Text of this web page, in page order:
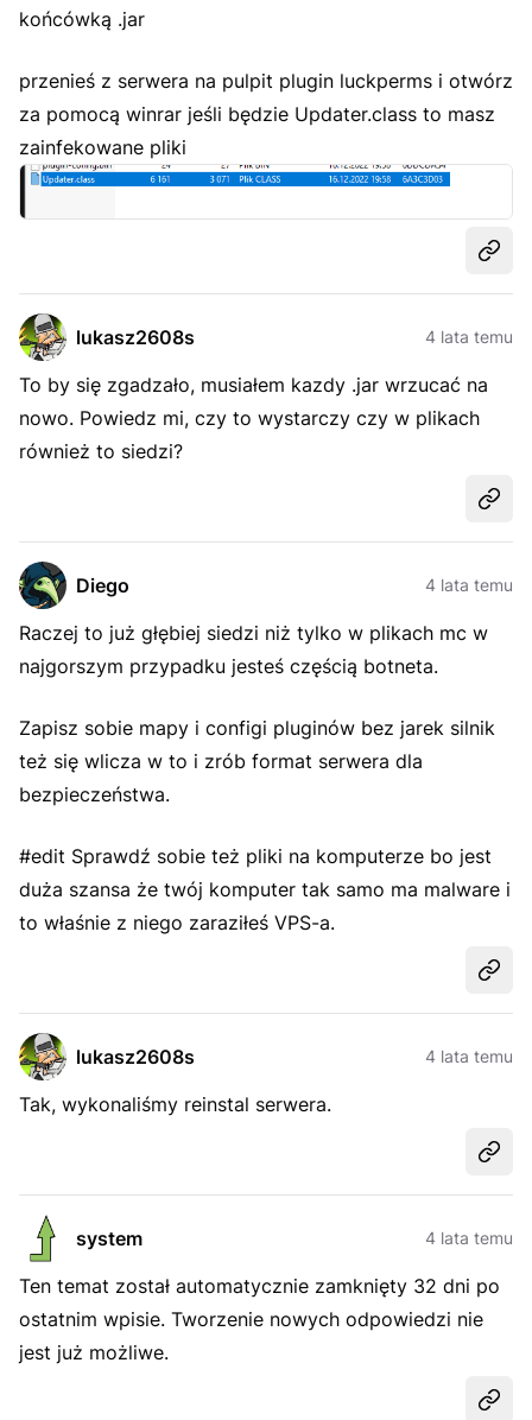
końcówką .jar
przenieś z serwera na pulpit plugin luckperms i otwórz
za pomocą winrar jeśli będzie Updater.class to masz
zainfekowane pliki
lukasz2608s 4 lata temu
To by się zgadzało, musiałem kazdy .jar wrzucać na
nowo. Powiedz mi, czy to wystarczy czy w plikach
również to siedzi?
Diego 4 lata temu
Raczej to już głębiej siedzi niż tylko w plikach mc w
najgorszym przypadku jesteś częścią botneta.
Zapisz sobie mapy i configi pluginów bez jarek silnik
też się wlicza w to i zrób format serwera dla
bezpieczeństwa.
#edit Sprawdź sobie też pliki na komputerze bo jest
duża szansa że twój komputer tak samo ma malware i
to właśnie z niego zaraziłeś VPS-a.
lukasz2608s 4 lata temu
Tak, wykonaliśmy reinstal serwera.
system 4 lata temu
Ten temat został automatycznie zamknięty 32 dni po
ostatnim wpisie. Tworzenie nowych odpowiedzi nie
jest już możliwe.